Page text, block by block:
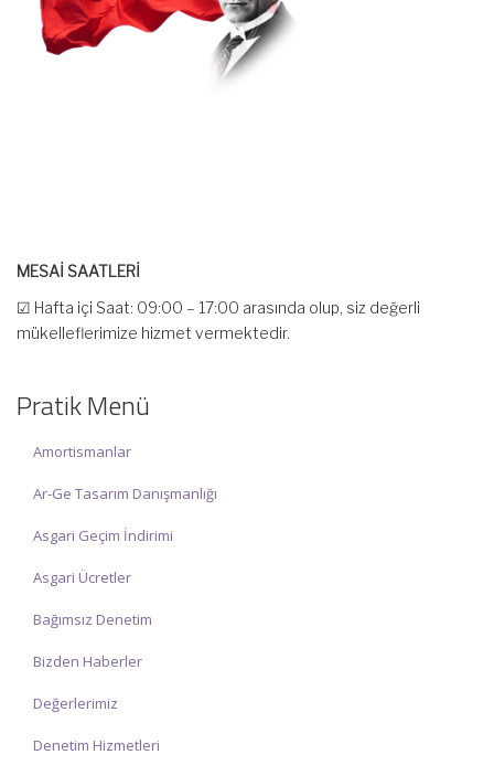
MESAİ SAATLERİ
☑ Hafta içi Saat: 09:00 – 17:00 arasında olup, siz değerli
mükelleflerimize hizmet vermektedir.
teşekkür ederiz.
Pratik Menü
Amortismanlar
Ar-Ge Tasarım Danışmanlığı
Asgari Geçim İndirimi
Asgari Ücretler
Bağımsız Denetim
Bizden Haberler
Değerlerimiz
Denetim Hizmetleri